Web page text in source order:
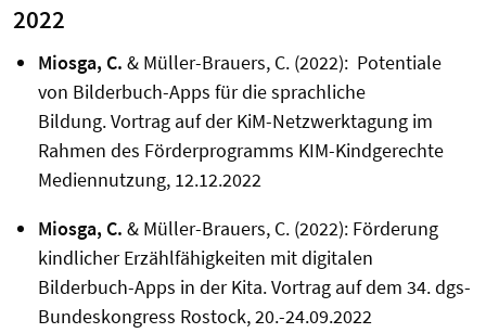
2022
Miosga, C. & Müller-Brauers, C. (2022): Potentiale
von Bilderbuch-Apps für die sprachliche
Bildung.Vortrag auf derKiM-Netzwerktagung im
Rahmen des Förderprogramms KIM-Kindgerechte
Mediennutzung, 12.12.2022
Miosga, C. & Müller-Brauers, C. (2022): Förderung
kindlicher Erzählfähigkeiten mit digitalen
Bilderbuch-Apps in der Kita.Vortrag auf dem 34. dgs-
Bundeskongress Rostock, 20.-24.09.2022